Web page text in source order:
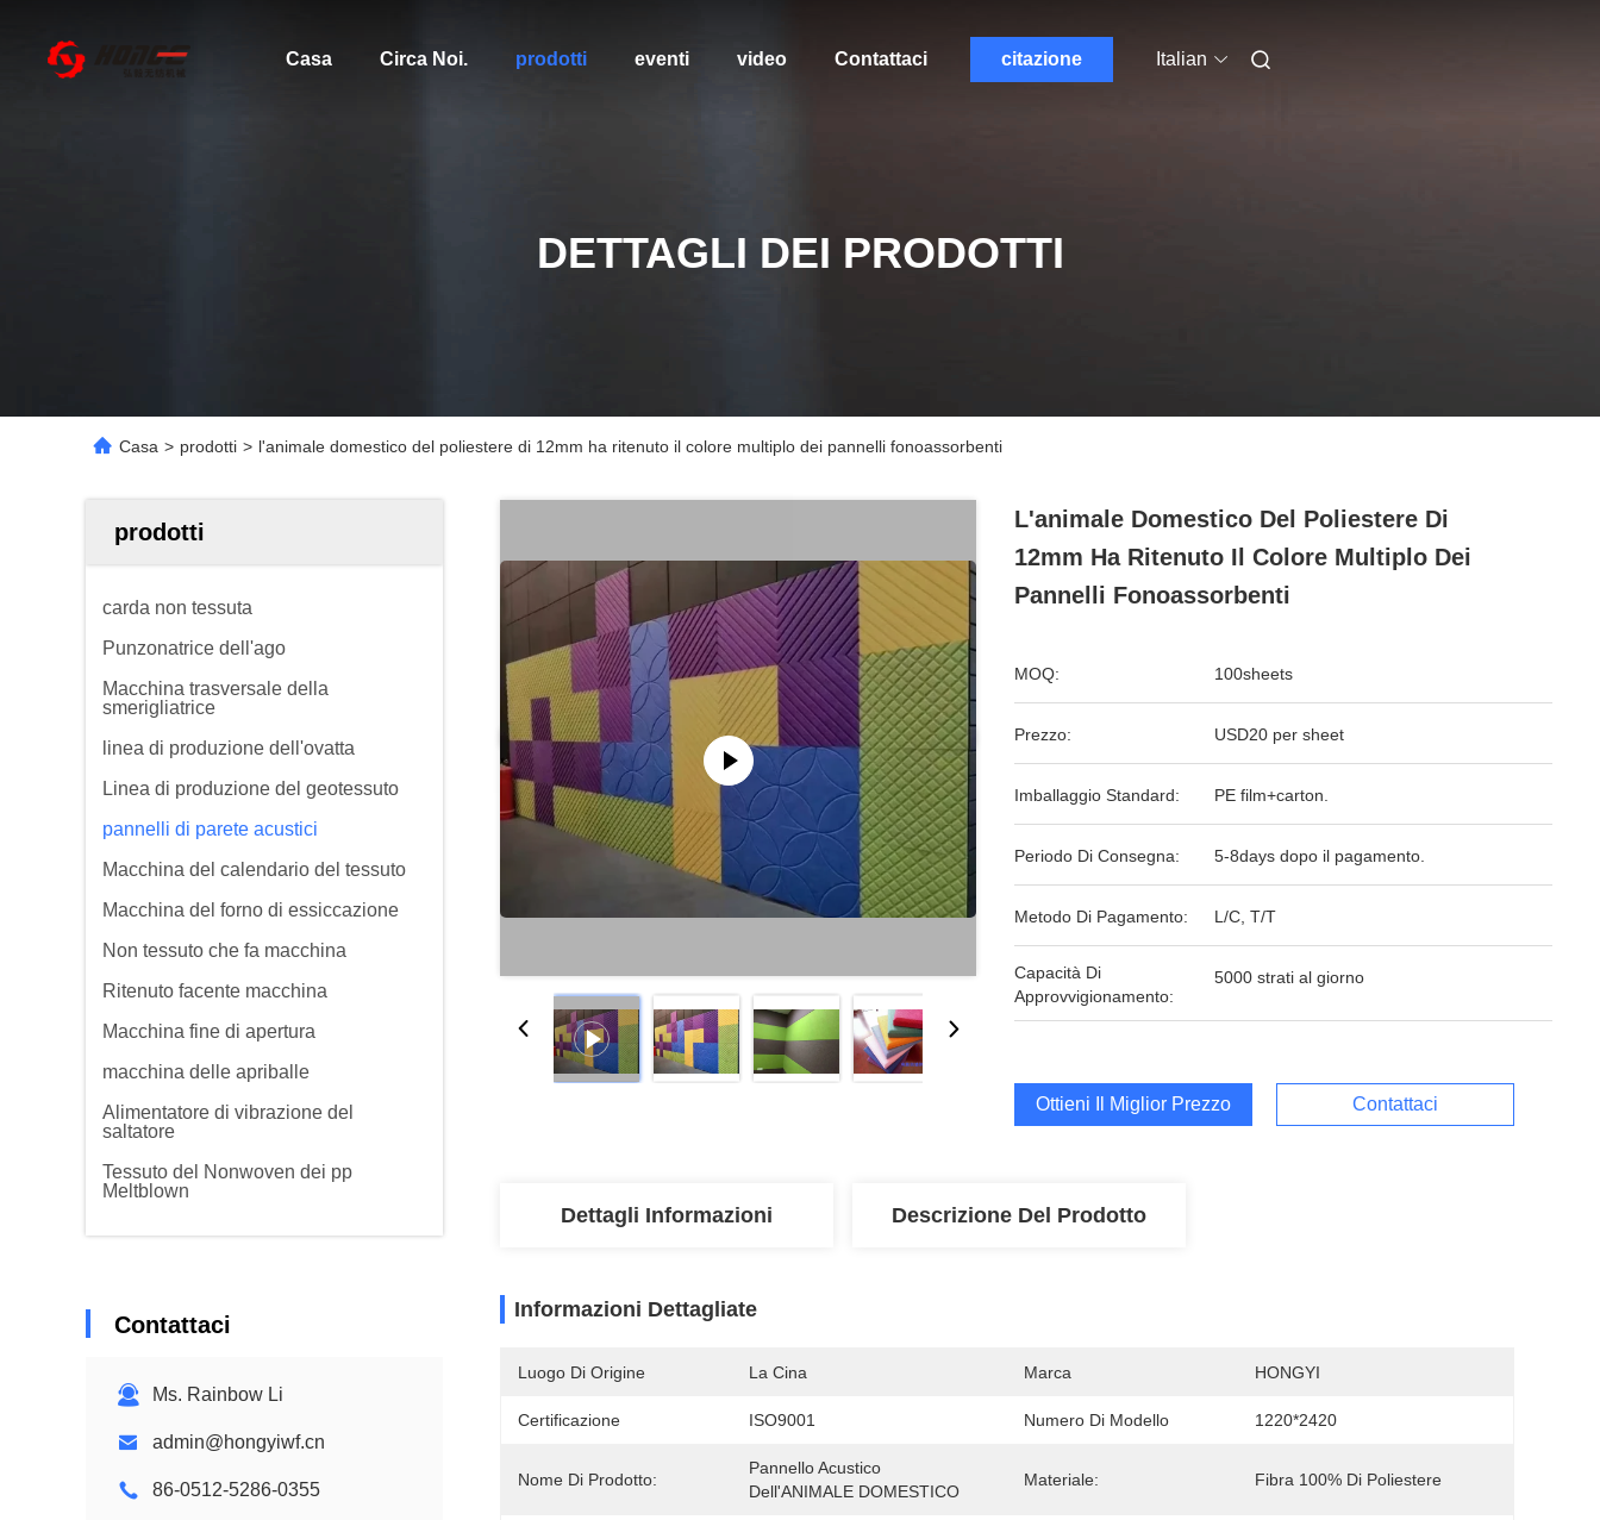
Casa Circa Noi. prodotti eventi video Contattaci citazione Italian
DETTAGLI DEI PRODOTTI
Casa > prodotti > l'animale domestico del poliestere di 12mm ha ritenuto il colore multiplo dei pannelli fonoassorbenti
prodotti
carda non tessuta
Punzonatrice dell'ago
Macchina trasversale della
smerigliatrice
linea di produzione dell'ovatta
Linea di produzione del geotessuto
pannelli di parete acustici
Macchina del calendario del tessuto
Macchina del forno di essiccazione
Non tessuto che fa macchina
Ritenuto facente macchina
Macchina fine di apertura
macchina delle apriballe
Alimentatore di vibrazione del
saltatore
Tessuto del Nonwoven dei pp
Meltblown
Contattaci
Ms. Rainbow Li
admin@hongyiwf.cn
86-0512-5286-0355
L'animale Domestico Del Poliestere Di
12mm Ha Ritenuto Il Colore Multiplo Dei
Pannelli Fonoassorbenti
MOQ: 100sheets
Prezzo: USD20 per sheet
Imballaggio Standard: PE film+carton.
Periodo Di Consegna: 5-8days dopo il pagamento.
Metodo Di Pagamento: L/C, T/T
Capacità Di
Approvvigionamento:
5000 strati al giorno
Ottieni Il Miglior Prezzo Contattaci
Dettagli Informazioni Descrizione Del Prodotto
Informazioni Dettagliate
Luogo Di Origine La Cina Marca HONGYI
Certificazione ISO9001 Numero Di Modello 1220*2420
Nome Di Prodotto:
Pannello Acustico
Dell'ANIMALE DOMESTICO
Materiale: Fibra 100% Di Poliestere